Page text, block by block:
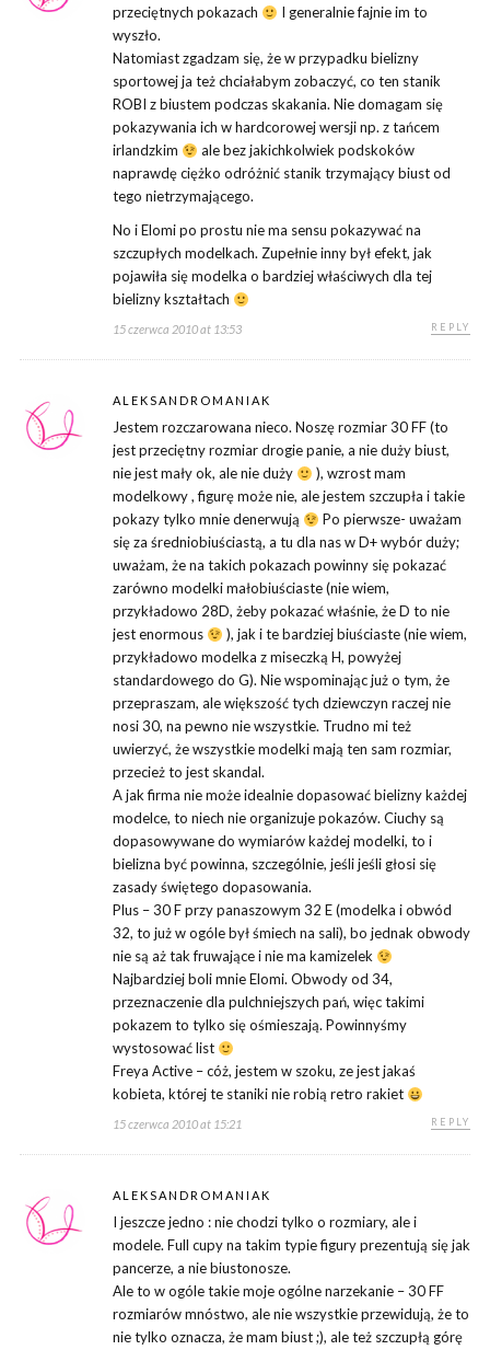
przeciętnych pokazach
I generalnie fajnie im to
wyszło.
Natomiast zgadzam się, że w przypadku bielizny
sportowej ja też chciałabym zobaczyć, co ten stanik
ROBI z biustem podczas skakania. Nie domagam się
pokazywania ich w hardcorowej wersji np. z tańcem
irlandzkim
ale bez jakichkolwiek podskoków
naprawdę ciężko odróżnić stanik trzymający biust od
tego nietrzymającego.
No i Elomi po prostu nie ma sensu pokazywać na
szczupłych modelkach. Zupełnie inny był efekt, jak
pojawiła się modelka o bardziej właściwych dla tej
bielizny kształtach
15 czerwca 2010 at 13:53 REPLY
ALEKSANDROMANIAK
Jestem rozczarowana nieco. Noszę rozmiar 30 FF (to
jest przeciętny rozmiar drogie panie, a nie duży biust,
nie jest mały ok, ale nie duży
), wzrost mam
modelkowy , figurę może nie, ale jestem szczupła i takie
pokazy tylko mnie denerwują
Po pierwsze- uważam
się za średniobiuściastą, a tu dla nas w D+ wybór duży;
uważam, że na takich pokazach powinny się pokazać
zarówno modelki małobiuściaste (nie wiem,
przykładowo 28D, żeby pokazać właśnie, że D to nie
jest enormous
), jak i te bardziej biuściaste (nie wiem,
przykładowo modelka z miseczką H, powyżej
standardowego do G). Nie wspominając już o tym, że
przepraszam, ale większość tych dziewczyn raczej nie
nosi 30, na pewno nie wszystkie. Trudno mi też
uwierzyć, że wszystkie modelki mają ten sam rozmiar,
przecież to jest skandal.
A jak firma nie może idealnie dopasować bielizny każdej
modelce, to niech nie organizuje pokazów. Ciuchy są
dopasowywane do wymiarów każdej modelki, to i
bielizna być powinna, szczególnie, jeśli jeśli głosi się
zasady świętego dopasowania.
Plus – 30 F przy panaszowym 32 E (modelka i obwód
32, to już w ogóle był śmiech na sali), bo jednak obwody
nie są aż tak fruwające i nie ma kamizelek
Najbardziej boli mnie Elomi. Obwody od 34,
przeznaczenie dla pulchniejszych pań, więc takimi
pokazem to tylko się ośmieszają. Powinnyśmy
wystosować list
Freya Active – cóż, jestem w szoku, ze jest jakaś
kobieta, której te staniki nie robią retro rakiet
15 czerwca 2010 at 15:21 REPLY
ALEKSANDROMANIAK
I jeszcze jedno : nie chodzi tylko o rozmiary, ale i
modele. Full cupy na takim typie figury prezentują się jak
pancerze, a nie biustonosze.
Ale to w ogóle takie moje ogólne narzekanie – 30 FF
rozmiarów mnóstwo, ale nie wszystkie przewidują, że to
nie tylko oznacza, że mam biust ;), ale też szczupłą górę